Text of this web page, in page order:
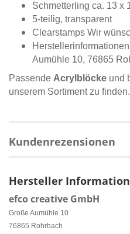
Schmetterling ca. 13 x
5-teilig, transparent
Clearstamps Wir
Herstellerinformationen
Aumühle 10, 76865
Passende Acrylblöcke und
unserem Sortiment zu finden.
Kundenrezensionen
Hersteller
efco creative GmbH
Große Aumühle 10
76865 Rohrbach